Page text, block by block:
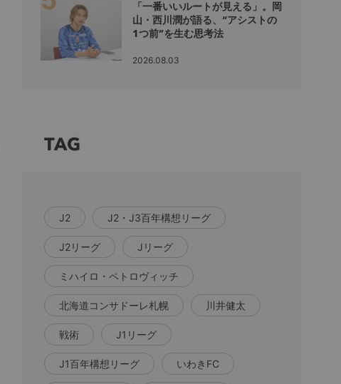
「一番いいルートが見える」。岡
山・西川潤が語る、“アシストの
1つ前”を生む思考法
2026.08.03
TAG
J2 J2・J3百年構想リーグ
J2リーグ Jリーグ
ミハイロ・ペトロヴィッチ
北海道コンサドーレ札幌 川井健太
戦術 J1リーグ
J1百年構想リーグ いわきFC